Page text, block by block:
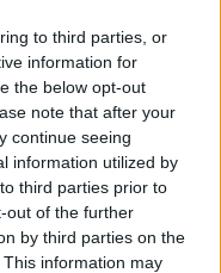
to third parties, or
information for
the below opt-out
note that after your
continue seeing
information utilized by
third parties prior to
out of the further
by third parties on the
This information may
una svolta per gli